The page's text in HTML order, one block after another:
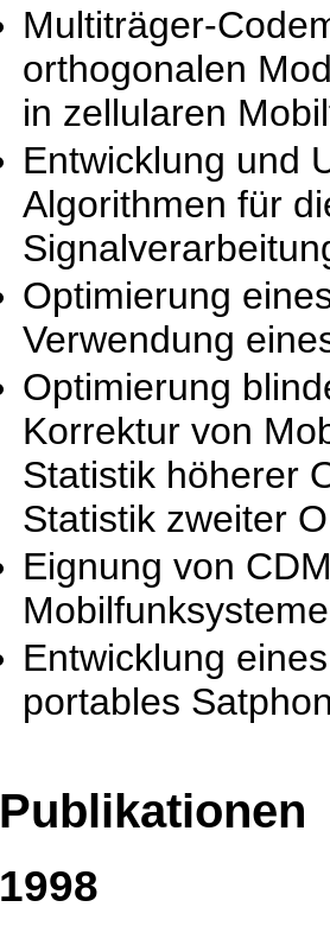
Multiträger-
orthogonalen
in zellularen
Entwicklung und
Algorithmen für
Optimierung
Verwendung
Optimierung
Korrektur von
Statistik höherer
Statistik zweiter
Eignung von
Mobilfunksysteme
Entwicklung
portables
Publikationen
1998